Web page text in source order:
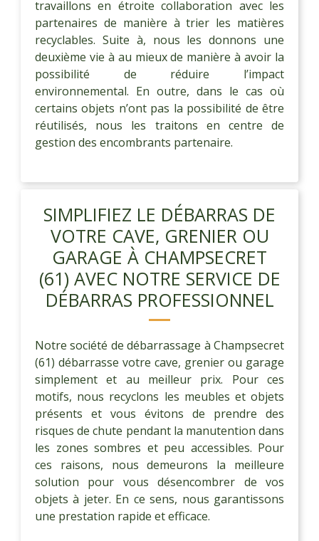
travaillons en étroite collaboration avec les
partenaires de manière à trier les matières
recyclables. Suite à, nous les donnons une
deuxième vie à au mieux de manière à avoir la
possibilité de réduire l’impact
environnemental. En outre, dans le cas où
certains objets n’ont pas la possibilité de être
réutilisés, nous les traitons en centre de
gestion des encombrants partenaire.
SIMPLIFIEZ LE DÉBARRAS DE
VOTRE CAVE, GRENIER OU
GARAGE À CHAMPSECRET
(61) AVEC NOTRE SERVICE DE
DÉBARRAS PROFESSIONNEL
Notre société de débarrassage à Champsecret
(61) débarrasse votre cave, grenier ou garage
simplement et au meilleur prix. Pour ces
motifs, nous recyclons les meubles et objets
présents et vous évitons de prendre des
risques de chute pendant la manutention dans
les zones sombres et peu accessibles. Pour
ces raisons, nous demeurons la meilleure
solution pour vous désencombrer de vos
objets à jeter. En ce sens, nous garantissons
une prestation rapide et efficace.